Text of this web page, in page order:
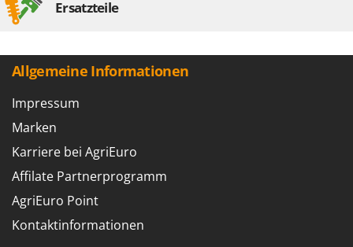
Ersatzteile
Allgemeine Informationen
Impressum
Marken
Karriere bei AgriEuro
Affilate Partnerprogramm
AgriEuro Point
Kontaktinformationen